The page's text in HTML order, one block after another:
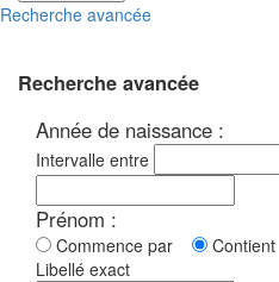
Recherche avancée
Recherche avancée
Année de naissance :
Intervalle entre
Prénom :
Commence par Contient
Libellé exact